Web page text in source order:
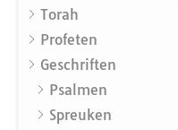
Torah
Profeten
Geschriften
Psalmen
Spreuken